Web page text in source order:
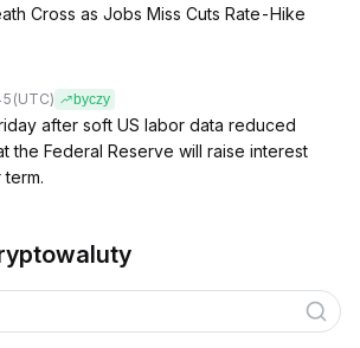
Cross as Jobs Miss Cuts Rate-Hike
(UTC) byczy
after soft US labor data reduced
the Federal Reserve will raise interest